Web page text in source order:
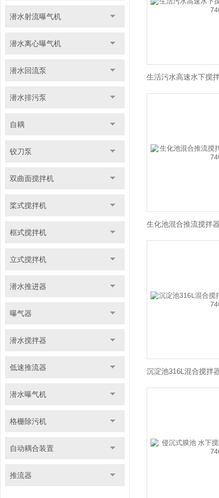
潜水射流曝气机
潜水离心曝气机
潜水回流泵
潜水排污泵
自耦
铰刀泵
双曲面搅拌机
桨式搅拌机
框式搅拌机
立式搅拌机
潜水推进器
曝气器
潜水搅拌器
低速推流器
潜水曝气机
格栅除污机
自动耦合装置
推流器